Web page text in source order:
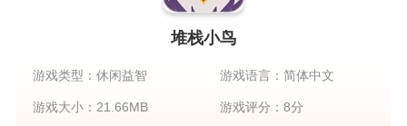
堆栈小鸟
游戏类型：休闲益智 游戏语言：简体中文
游戏大小：21.66MB 游戏评分：8分